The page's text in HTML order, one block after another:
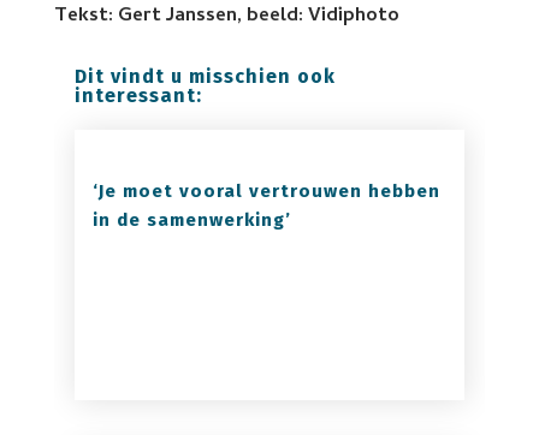
Tekst: Gert Janssen, beeld: Vidiphoto
Dit vindt u misschien ook
interessant:
‘Je moet vooral vertrouwen hebben
in de samenwerking’